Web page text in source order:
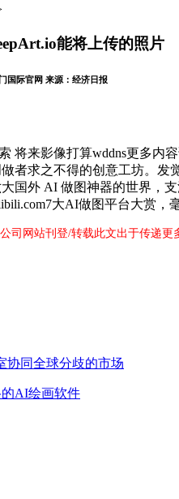
能将上传的照片
国际官网 来源： 经济日报
来影像打算wddns更多内
者求之不得的创意工坊。
国外 AI 做图神器的世界，
大AI做图平台大赏，
司网站刊登/转载此文出于传递
协同全球分歧的市场
AI绘画软件